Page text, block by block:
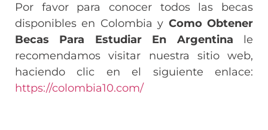
Por favor para conocer todos las becas
disponibles en Colombia y Como Obtener
Becas Para Estudiar En Argentina le
recomendamos visitar nuestra sitio web,
haciendo clic en el siguiente enlace:
https://colombia10.com/